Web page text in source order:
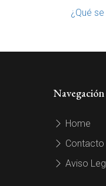
¿Qué
Navegación
Home
Contacto
Aviso